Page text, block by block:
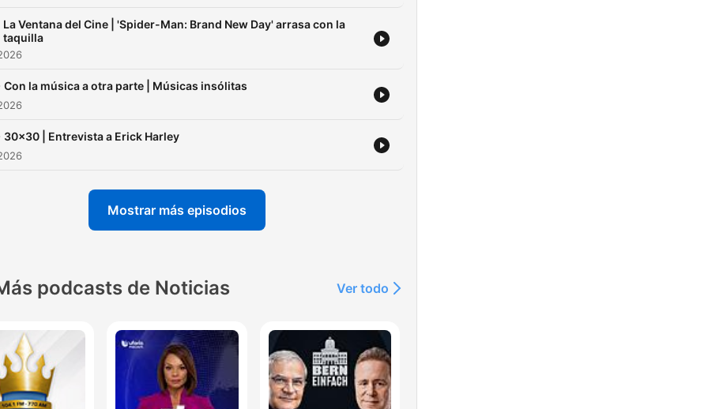
La Ventana del Cine | 'Spider-Man: Brand New Day' arrasa con la
taquilla
Con la música a otra parte | Músicas insólitas
30x30 | Entrevista a Erick Harley
Mostrar más episodios
podcasts de Noticias Ver todo